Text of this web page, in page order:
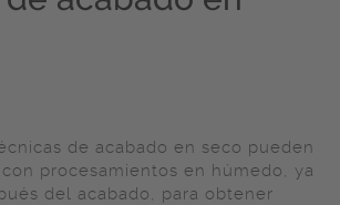
de acabado en seco pueden
procesamientos en húmedo, ya
del acabado, para obtener